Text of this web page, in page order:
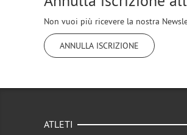
Non vuoi più ricevere la nostra
ANNULLA ISCRIZIONE
ATLETI